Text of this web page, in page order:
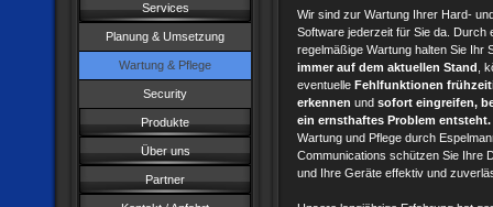
Services
Planung & Umsetzung
Wartung & Pflege
Security
Produkte
Über uns
Partner
Wir sind zur Wartung Ihrer Hard-
Software jederzeit für Sie da. Durch
regelmäßige Wartung halten Sie Ihr
immer auf dem aktuellen Stand ,
eventuelle Fehlfunktionen
erkennen und sofort eingreifen,
ein ernsthaftes Problem entsteht.
Wartung und Pflege durch
Communications schützen Sie Ihre
und Ihre Geräte effektiv und